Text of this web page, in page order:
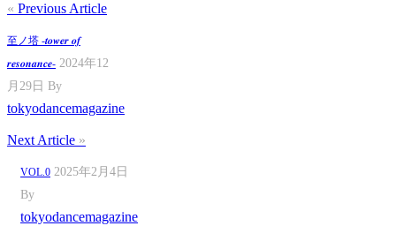
« Previous Article
至ノ塔 -𝒕𝒐𝒘𝒆𝒓 𝒐𝒇
𝒓𝒆𝒔𝒐𝒏𝒂𝒏𝒄𝒆- 2024年12
月29日 By
tokyodancemagazine
Next Article »
VOL.0 2025年2月4日
By
tokyodancemagazine